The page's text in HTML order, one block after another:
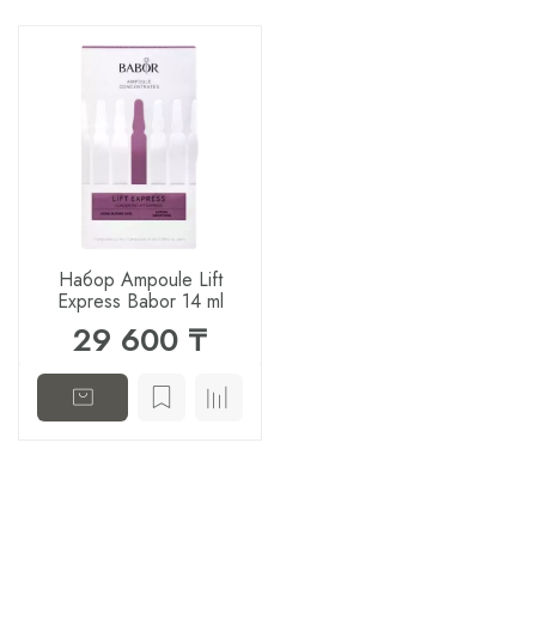
Набор Ampoule Lift
Express Babor 14 ml
29 600 ₸